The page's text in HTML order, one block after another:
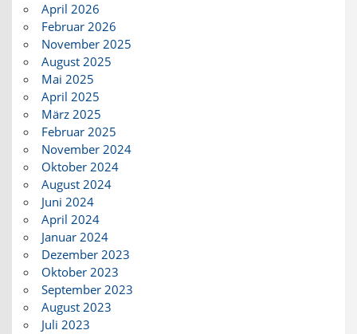
April 2026
Februar 2026
November 2025
August 2025
Mai 2025
April 2025
März 2025
Februar 2025
November 2024
Oktober 2024
August 2024
Juni 2024
April 2024
Januar 2024
Dezember 2023
Oktober 2023
September 2023
August 2023
Juli 2023